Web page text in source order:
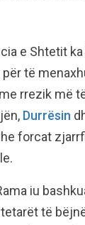
e Shtetit
të
rrezik më
Durrësin
forcat
iu
të